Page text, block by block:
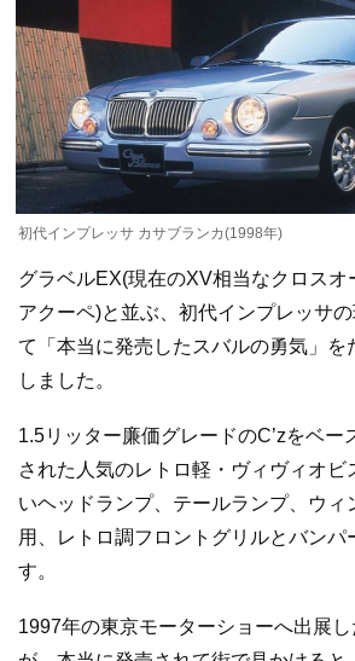
初代インプレッサ カサブランカ(1998年)
グラベルEX(現在のXV相当なクロスオ
アクーペ)と並ぶ、初代インプレッサ
て「本当に発売したスバルの勇気」を
しました。
1.5リッター廉価グレードのC’zをベー
された人気のレトロ軽・ヴィヴィオビ
いヘッドランプ、テールランプ、ウィ
用、レトロ調フロントグリルとバンパ
す。
1997年の東京モーターショーへ出展